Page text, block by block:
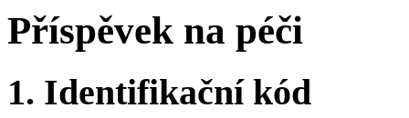
Příspěvek na péči
1. Identifikační kód